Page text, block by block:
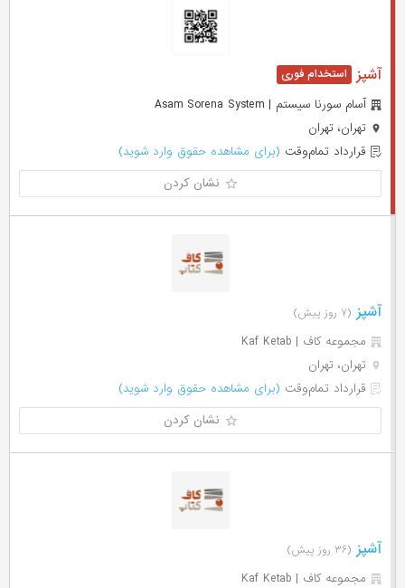
آشپز
آسام سورنا سیستم | Asam Sorena System
تهران، تهران
قرارداد تمام‌وقت (برای مشاهده حقوق وارد شوید)
نشان کردن
آشپز (۷ روز پیش)
مجموعه کاف | Kaf Ketab
تهران، تهران
قرارداد تمام‌وقت (برای مشاهده حقوق وارد شوید)
نشان کردن
آشپز (۳۶ روز پیش)
مجموعه کاف | Kaf Ketab